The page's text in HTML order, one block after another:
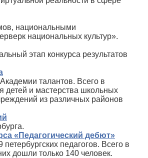
национальными
национальных культур».
этап конкурса результатов
талантов. Всего в
детей и мастерства школьных
из различных районов
«Педагогический дебют»
педагогов. Всего в
дошли только 140 человек.